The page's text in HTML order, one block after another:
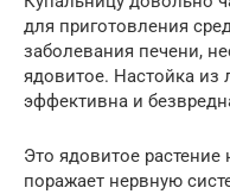
для приготовления
заболевания печени,
ядовитое. Настойка из
эффективна и
Это ядовитое растение
поражает нервную